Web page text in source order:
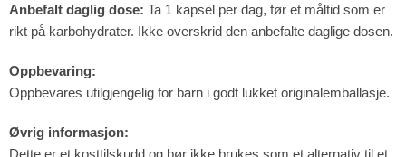
Anbefalt daglig dose: Ta 1 kapsel per dag, før et måltid som er
rikt på karbohydrater. Ikke overskrid den anbefalte daglige dosen.
Oppbevaring:
Oppbevares utilgjengelig for barn i godt lukket originalemballasje.
Øvrig informasjon:
Dette er et kosttilskudd og bør ikke brukes som et alternativ til et